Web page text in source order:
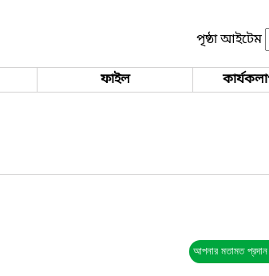
পৃষ্ঠা আইটেম
ফাইল
আপনার মতামত